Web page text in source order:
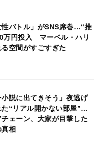
性バトル」がSNS席巻…“推
万円投入 マーベル・ハリ
空間がすごすぎた
小説に出てきそう」夜逃げ
た“リアル開かない部屋”…
ェーン、大家が目撃した
相